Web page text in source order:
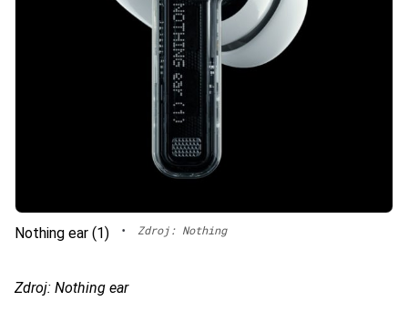
Nothing ear (1) • Zdroj: Nothing
Zdroj: Nothing ear